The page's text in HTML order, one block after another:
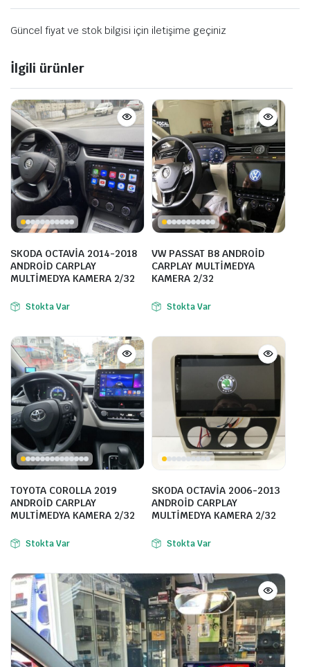
Güncel fiyat ve stok bilgisi için iletişime geçiniz
İlgili ürünler
SKODA OCTAVİA 2014-2018
ANDROİD CARPLAY
MULTİMEDYA KAMERA 2/32
Stokta Var
VW PASSAT B8 ANDROİD
CARPLAY MULTİMEDYA
KAMERA 2/32
Stokta Var
TOYOTA COROLLA 2019
ANDROİD CARPLAY
MULTİMEDYA KAMERA 2/32
Stokta Var
SKODA OCTAVİA 2006-2013
ANDROİD CARPLAY
MULTİMEDYA KAMERA 2/32
Stokta Var